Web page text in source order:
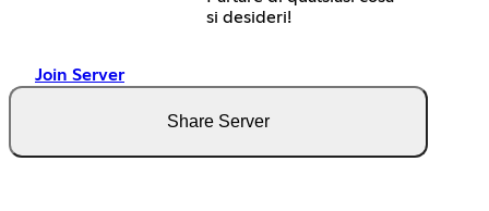
si desideri!
Join Server
Share Server